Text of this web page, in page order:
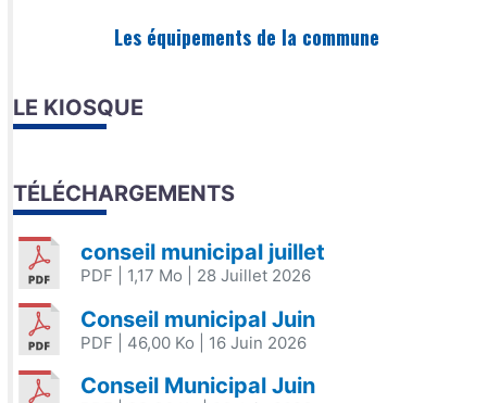
Les équipements de la commune
LE KIOSQUE
TÉLÉCHARGEMENTS
conseil municipal juillet
PDF | 1,17 Mo | 28 Juillet 2026
Conseil municipal Juin
PDF | 46,00 Ko | 16 Juin 2026
Conseil Municipal Juin